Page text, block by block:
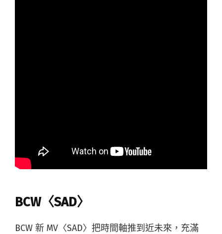
BCW〈SAD〉
BCW 新 MV〈SAD〉把時間軸推到近未來，充滿